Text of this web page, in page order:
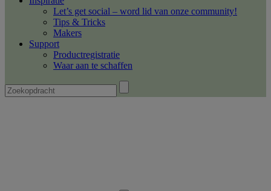
Let’s get social – word lid van onze community!
Tips & Tricks
Makers
Support
Productregistratie
Waar aan te schaffen